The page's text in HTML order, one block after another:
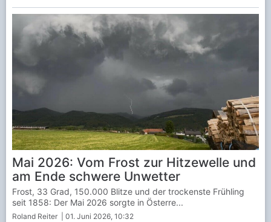
Mai 2026: Vom Frost zur Hitzewelle und
am Ende schwere Unwetter
Roland Reiter | 01. Juni 2026, 10:32
Frost, 33 Grad, 150.000 Blitze und der trockenste Frühling
seit 1858: Der Mai 2026 sorgte in Österre...